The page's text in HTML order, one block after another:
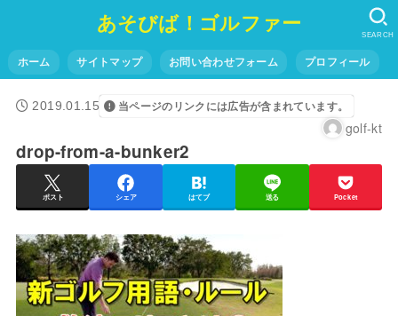
あそびば！ゴルファー
ホーム サイトマップ お問い合わせフォーム プロフィール
SEARCH
2019.01.15 当ページのリンクには広告が含まれています。
golf-kt
drop-from-a-bunker2
ポスト シェア はてブ 送る Pocket